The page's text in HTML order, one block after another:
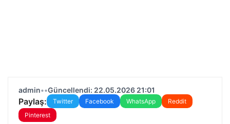
admin••Güncellendi: 22.05.2026 21:01
Paylaş: Twitter Facebook WhatsApp
Reddit
Pinterest